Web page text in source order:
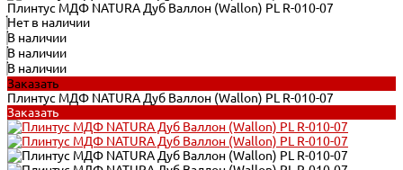
Плинтус МДФ NATURA Дуб Валлон (Wallon) PL R-010-07
Нет в наличии
В наличии
В наличии
В наличии
Заказать
Плинтус МДФ NATURA Дуб Валлон (Wallon) PL R-010-07
Заказать